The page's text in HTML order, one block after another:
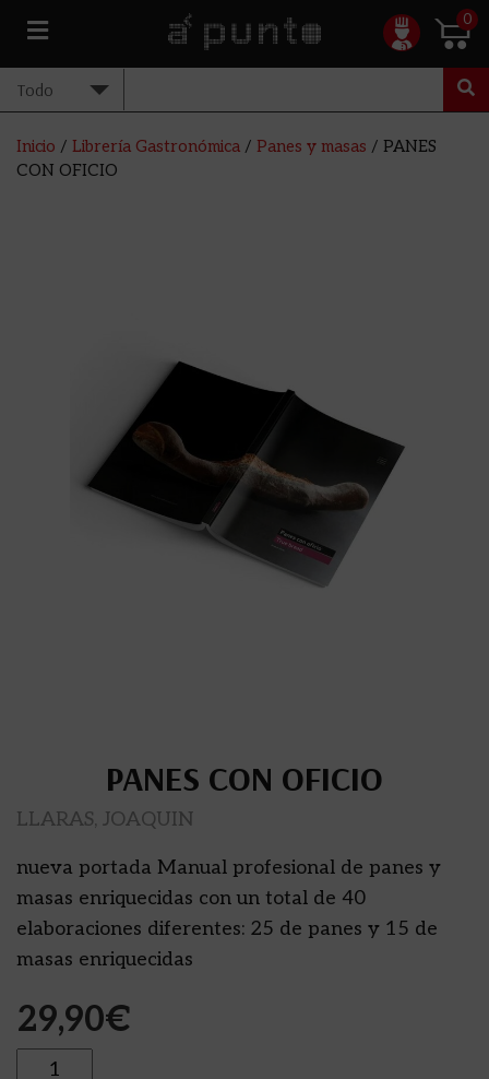
0
Inicio / Librería Gastronómica / Panes y masas / PANES
CON OFICIO
PANES CON OFICIO
LLARAS, JOAQUIN
nueva portada Manual profesional de panes y
masas enriquecidas con un total de 40
elaboraciones diferentes: 25 de panes y 15 de
masas enriquecidas
29,90€
Cantidad